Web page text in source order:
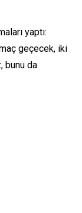
yaptı:
maç geçecek, iki
bunu da